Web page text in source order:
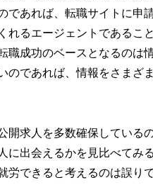
であれば、転職サイトに
れるエージェントであるこ
職成功のベースとなるのは
のであれば、情報をさまざ
開求人を多数確保している
に出会えるかを見比べてみ
労できると考えるのは誤り